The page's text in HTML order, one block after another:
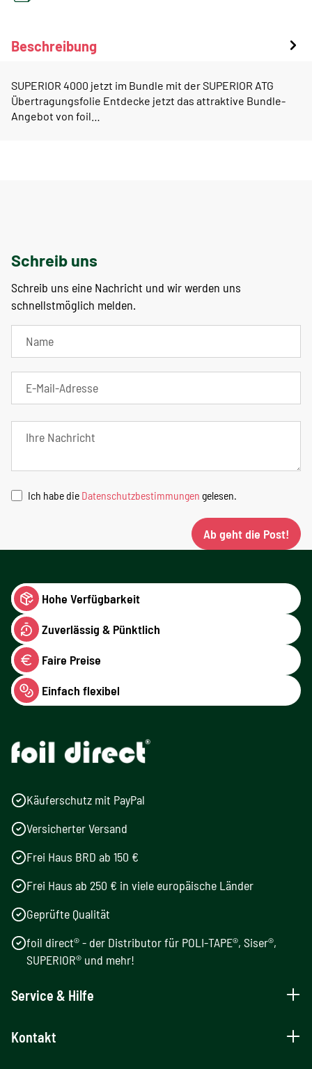
Beschreibung
SUPERIOR 4000 jetzt im Bundle mit der SUPERIOR ATG
Übertragungsfolie Entdecke jetzt das attraktive Bundle-
Angebot von foil…
Schreib uns
Schreib uns eine Nachricht und wir werden uns
schnellstmöglich melden.
Ich habe die Datenschutzbestimmungen gelesen.
Ab geht die Post!
Hohe Verfügbarkeit
Zuverlässig & Pünktlich
Faire Preise
Einfach flexibel
Käuferschutz mit PayPal
Versicherter Versand
Frei Haus BRD ab 150 €
Frei Haus ab 250 € in viele europäische Länder
Geprüfte Qualität
foil direct® - der Distributor für POLI-TAPE®, Siser®,
SUPERIOR® und mehr!
Service & Hilfe
Kontakt